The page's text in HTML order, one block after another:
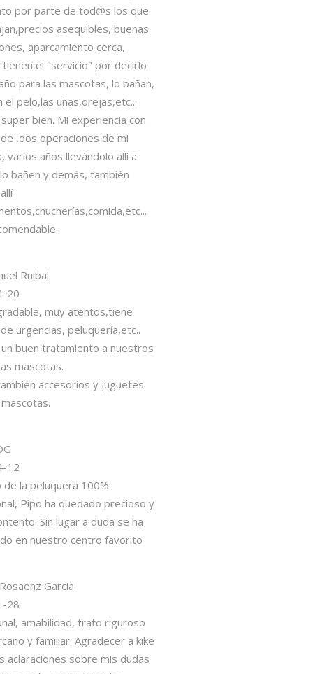
los que
buenas
decirlo
lo bañan,
con
de mi
allí a
a nuestros
juguetes
precioso y
se ha
favorito
riguroso
a kike
dudas